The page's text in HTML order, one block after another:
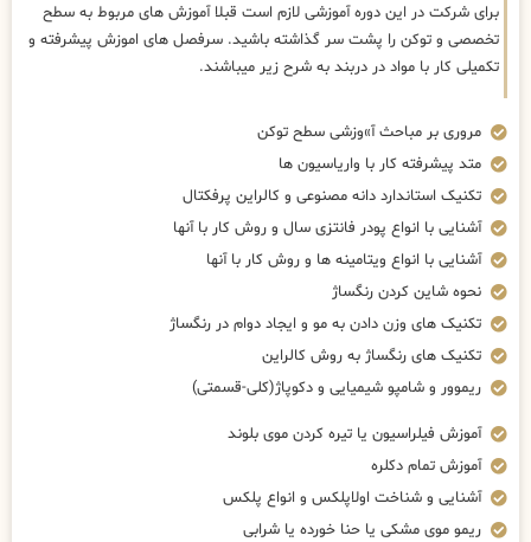
برای شرکت در این دوره آموزشی لازم است قبلا آموزش های مربوط به سطح
تخصصی و توکن را پشت سر گذاشته باشید. سرفصل های اموزش پیشرفته و
تکمیلی کار با مواد در دربند به شرح زیر میباشند.
مروری بر مباحث آ»وزشی سطح توکن
متد پیشرفته کار با واریاسیون ها
تکنیک استاندارد دانه مصنوعی و کالراین پرفکتال
آشنایی با انواع پودر فانتزی سال و روش کار با آنها
آشنایی با انواع ویتامینه ها و روش کار با آنها
نحوه شاین کردن رنگساژ
تکنیک های وزن دادن به مو و ایجاد دوام در رنگساژ
تکنیک های رنگساژ به روش کالراین
ریموور و شامپو شیمیایی و دکوپاژ(کلی-قسمتی)
آموزش فیلراسیون یا تیره کردن موی بلوند
آموزش تمام دکلره
آشنایی و شناخت اولاپلکس و انواع پلکس
ریمو موی مشکی یا حنا خورده یا شرابی